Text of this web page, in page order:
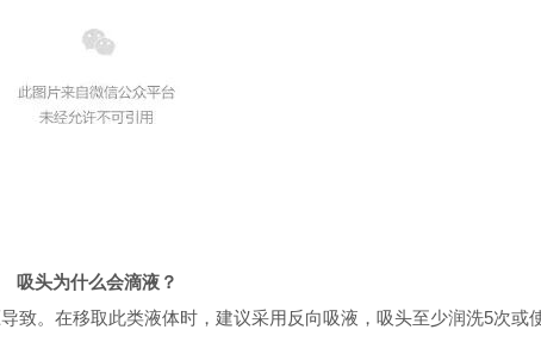
吸头为什么会滴液？
。在移取此类液体时，建议采用反向吸液，吸头至少润洗5次或